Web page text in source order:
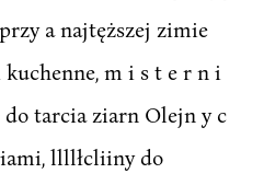
a najtęższej zimie
m i s t e r n i
do tarcia ziarn Olejn y c
llllłcliiny do